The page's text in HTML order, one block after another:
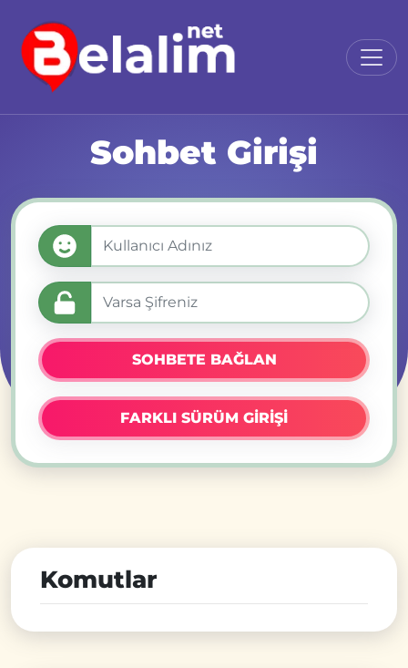
Sohbet Girişi
SOHBETE BAĞLAN
FARKLI SÜRÜM GİRİŞİ
Komutlar